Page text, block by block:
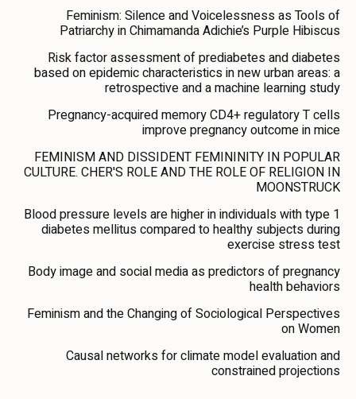
Feminism: Silence and Voicelessness as Tools of
Patriarchy in Chimamanda Adichie’s Purple Hibiscus
Risk factor assessment of prediabetes and diabetes
based on epidemic characteristics in new urban areas: a
retrospective and a machine learning study
Pregnancy-acquired memory CD4+ regulatory T cells
improve pregnancy outcome in mice
FEMINISM AND DISSIDENT FEMININITY IN POPULAR
CULTURE. CHER'S ROLE AND THE ROLE OF RELIGION IN
MOONSTRUCK
Blood pressure levels are higher in individuals with type 1
diabetes mellitus compared to healthy subjects during
exercise stress test
Body image and social media as predictors of pregnancy
health behaviors
Feminism and the Changing of Sociological Perspectives
on Women
Causal networks for climate model evaluation and
constrained projections